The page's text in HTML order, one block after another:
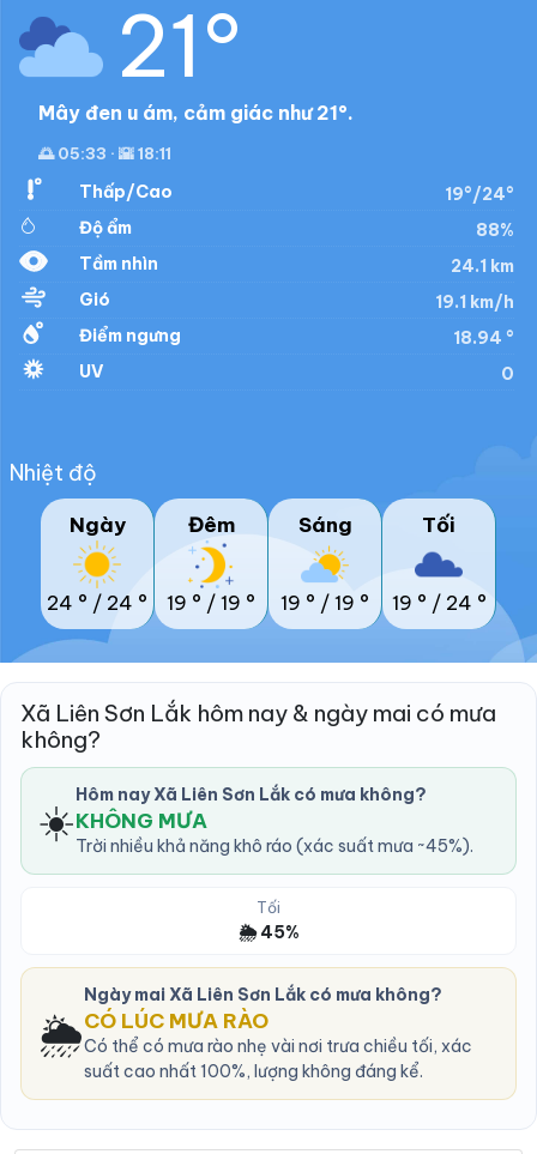
21°
Mây đen u ám, cảm giác như 21°.
🌅 05:33 · 🌇 18:11
Thấp/Cao
19°/24°
Độ ẩm
88%
Tầm nhìn
24.1 km
Gió
19.1 km/h
Điểm ngưng
18.94 °
UV
0
Nhiệt độ
Ngày
24 ° / 24 °
Đêm
19 ° / 19 °
Sáng
19 ° / 19 °
Tối
19 ° / 24 °
Xã Liên Sơn Lắk hôm nay & ngày mai có mưa
không?
☀️ Hôm nay Xã Liên Sơn Lắk có mưa không?
KHÔNG MƯA
Trời nhiều khả năng khô ráo (xác suất mưa ~45%).
Tối
🌦️ 45%
🌦️
Ngày mai Xã Liên Sơn Lắk có mưa không?
CÓ LÚC MƯA RÀO
Có thể có mưa rào nhẹ vài nơi trưa chiều tối, xác
suất cao nhất 100%, lượng không đáng kể.